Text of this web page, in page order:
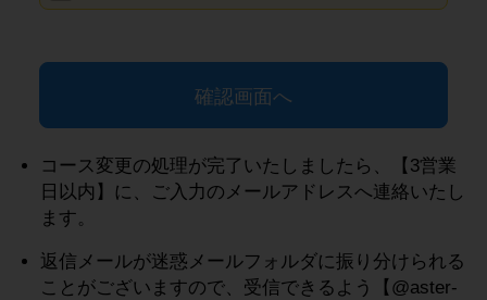
コース変更の処理が完了いたしましたら、【3営業
日以内】に、ご入力のメールアドレスへ連絡いたし
ます。
返信メールが迷惑メールフォルダに振り分けられる
ことがございますので、受信できるよう【@aster-